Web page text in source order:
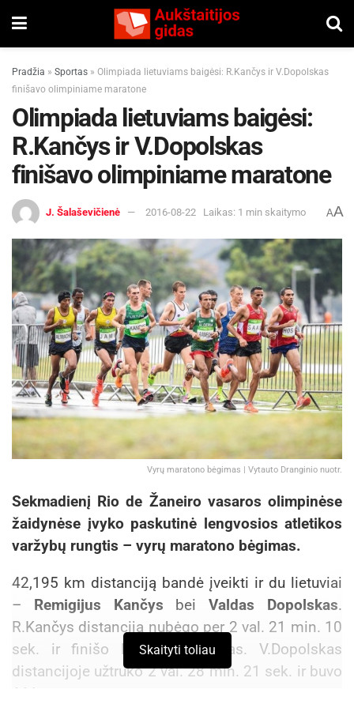
Pradžia » Sportas » Olimpiada lietuviams baigėsi: R.Kančys ir V.Dopolskas
finišavo olimpiniame maratone
Olimpiada lietuviams baigėsi:
R.Kančys ir V.Dopolskas
finišavo olimpiniame maratone
J. Šalaševičienė 2016-08-22 Laikas: 1 min skaitymo AA
Vyrų maratono bėgimas | Vytauto Dranginio nuotr.
Sekmadienį Rio de Žaneiro vasaros olimpinėse
žaidynėse įvyko paskutinė lengvosios atletikos
varžybų rungtis – vyrų maratono bėgimas.
42,195 km distanciją bandė įveikti ir du lietuviai
– Remigijus Kančys beiValdas Dopolskas.
R.Kančys distanciją nubėgo per 2 val. 21 min. 10
sek. ir finišo liniją kirto 75-as. V.Dopolskas
distancijoje užtruko 2 val. 28 min. 21 sek. ir buvo
111-as.
Skaityti toliau